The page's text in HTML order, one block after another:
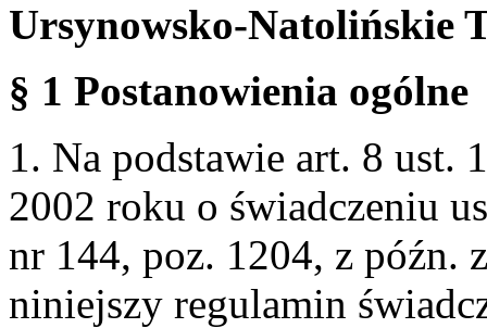
Ursynowsko-Natolińskie
§ 1 Postanowienia ogólne
1. Na podstawie art. 8 ust.
2002 roku o świadczeniu
nr 144, poz. 1204, z późn.
niniejszy regulamin